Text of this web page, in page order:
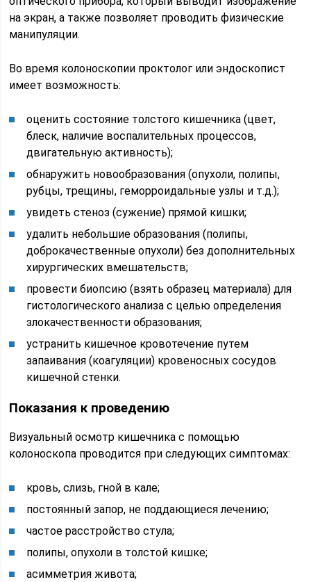
на экран, а также позволяет проводить физические
манипуляции.
Во время колоноскопии проктолог или эндоскопист
имеет возможность:
оценить состояние толстого кишечника (цвет,
блеск, наличие воспалительных процессов,
двигательную активность);
обнаружить новообразования (опухоли, полипы,
рубцы, трещины, геморроидальные узлы и т.д.);
увидеть стеноз (сужение) прямой кишки;
удалить небольшие образования (полипы,
доброкачественные опухоли) без дополнительных
хирургических вмешательств;
провести биопсию (взять образец материала) для
гистологического анализа с целью определения
злокачественности образования;
устранить кишечное кровотечение путем
запаивания (коагуляции) кровеносных сосудов
кишечной стенки.
Показания к проведению
Визуальный осмотр кишечника с помощью
колоноскопа проводится при следующих симптомах:
кровь, слизь, гной в кале;
постоянный запор, не поддающиеся лечению;
частое расстройство стула;
полипы, опухоли в толстой кишке;
асимметрия живота;